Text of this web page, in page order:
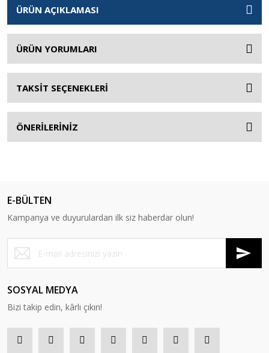
ÜRÜN AÇIKLAMASI
ÜRÜN YORUMLARI
TAKSİT SEÇENEKLERİ
ÖNERİLERİNİZ
E-BÜLTEN
Kampanya ve duyurulardan ilk siz haberdar olun!
SOSYAL MEDYA
Bizi takip edin, kârlı çıkın!